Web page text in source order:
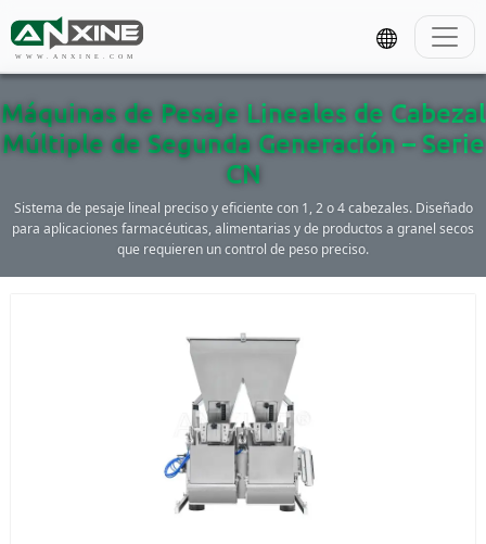
WWW.ANXINE.COM
Máquinas de Pesaje Lineales de Cabezal
Múltiple de Segunda Generación – Serie
CN
Sistema de pesaje lineal preciso y eficiente con 1, 2 o 4 cabezales. Diseñado
para aplicaciones farmacéuticas, alimentarias y de productos a granel secos
que requieren un control de peso preciso.